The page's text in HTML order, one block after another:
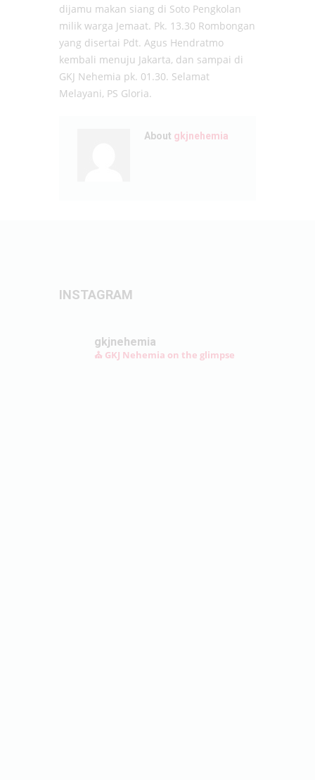
dijamu makan siang di Soto Pengkolan
milik warga Jemaat. Pk. 13.30 Rombongan
yang disertai Pdt. Agus Hendratmo
kembali menuju Jakarta, dan sampai di
GKJ Nehemia pk. 01.30. Selamat
Melayani, PS Gloria.
About gkjnehemia
INSTAGRAM
gkjnehemia
⛪ GKJ Nehemia on the glimpse